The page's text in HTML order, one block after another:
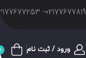
02177677819- 02177677253
ورود / ثبت نام